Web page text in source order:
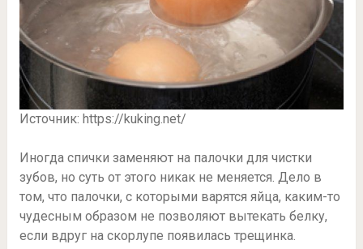
Источник: https://kuking.net/
Иногда спички заменяют на палочки для чистки
зубов, но суть от этого никак не меняется. Дело в
том, что палочки, с которыми варятся яйца, каким-то
чудесным образом не позволяют вытекать белку,
если вдруг на скорлупе появилась трещинка.